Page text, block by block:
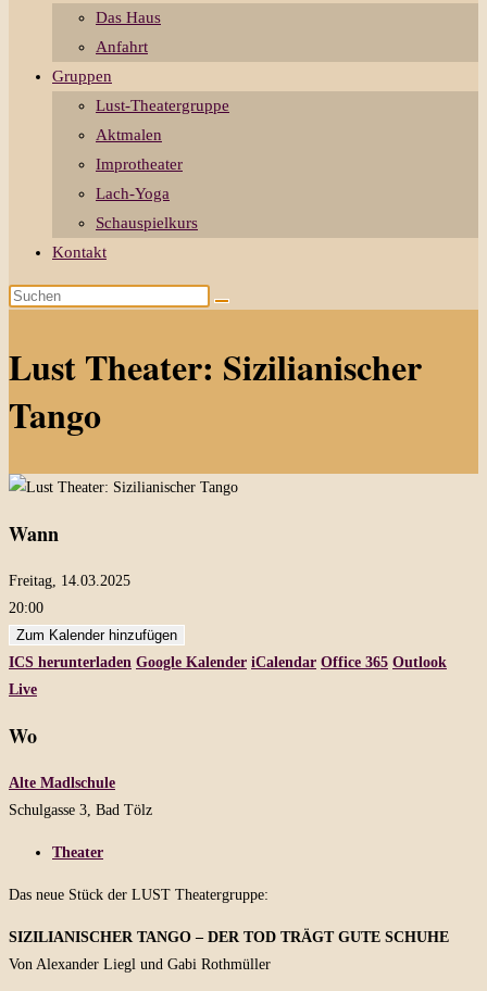
Das Haus
Anfahrt
Gruppen
Lust-Theatergruppe
Aktmalen
Improtheater
Lach-Yoga
Schauspielkurs
Kontakt
Diese
Lust Theater: Sizilianischer
Tango
Wann
Freitag, 14.03.2025
20:00
Zum Kalender hinzufügen
ICS herunterladen Google Kalender iCalendar Office 365 Outlook
Live
Wo
Alte Madlschule
Schulgasse 3, Bad Tölz
Theater
Das neue Stück der LUST Theatergruppe:
SIZILIANISCHER TANGO – DER TOD TRÄGT GUTE SCHUHE
Von Alexander Liegl und Gabi Rothmüller